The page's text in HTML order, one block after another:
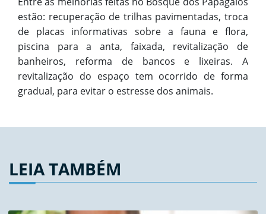
estão: recuperação de trilhas pavimentadas, troca
de placas informativas sobre a fauna e flora,
piscina para a anta, faixada, revitalização de
banheiros, reforma de bancos e lixeiras. A
revitalização do espaço tem ocorrido de forma
gradual, para evitar o estresse dos animais.
LEIA TAMBÉM